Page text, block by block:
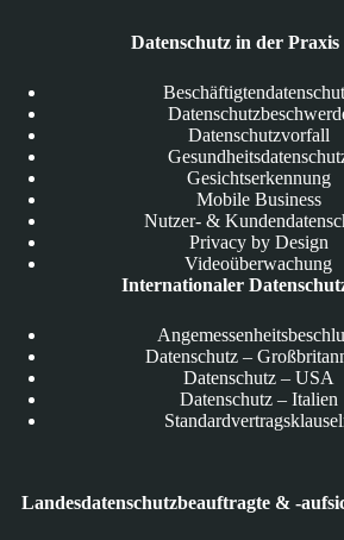
Datenschutz in der Praxis
Datenschutzvorfall
Gesichtserkennung
Mobile Business
Nutzer- &
Privacy by Design
Videoüberwachung
Internationaler
Datenschutz –
Datenschutz – USA
Datenschutz – Italien
Landesdatenschutzbeauftragte & -